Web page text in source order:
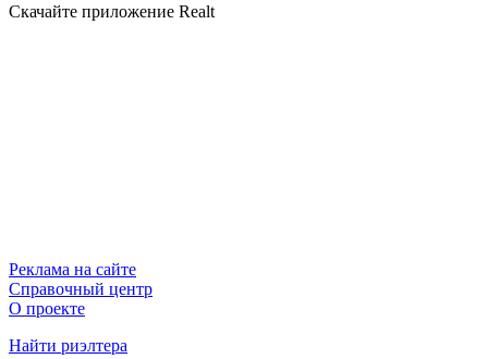
Скачайте приложение Realt
Реклама на сайте
Справочный центр
О проекте
Найти риэлтера